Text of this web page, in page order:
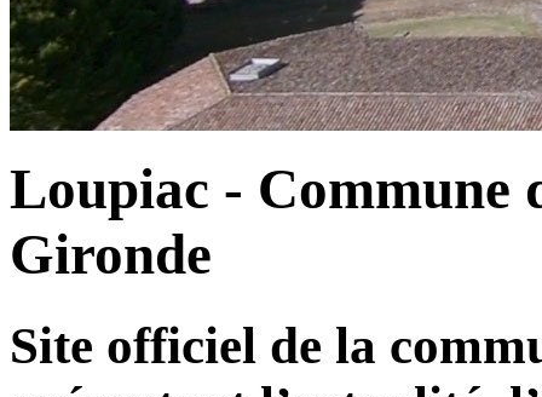
Loupiac - Commune
Gironde
Site officiel de la